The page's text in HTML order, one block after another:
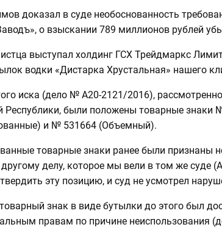
доказал в суде необоснованность
о взыскании 789 миллионов рублей
истца выступал холдинг ГСХ Трейдмаркс
водки «Дистарка Хрустальная» нашего
иска (дело № А20-2121/2016),
Республики, были положены товарные
и № 531664 (Объемный).
товарные знаки ранее были признаны
другому делу, которое мы вели в том же суде
эту позицию, и суд не усмотрел
знак в виде бутылки до этого был
правам по причине неиспользования